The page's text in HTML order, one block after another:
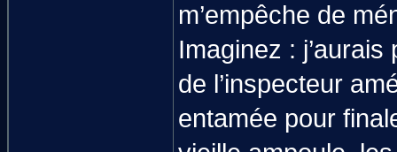
m’empêche de
Imaginez :
de l’inspecteur
entamée pour